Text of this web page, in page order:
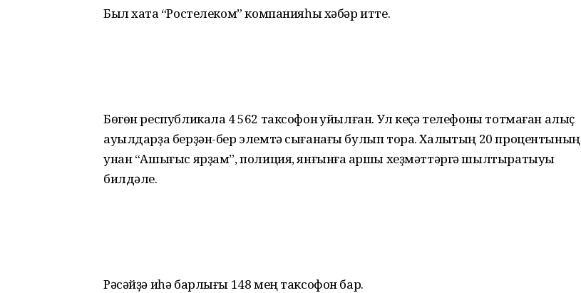
Был хаҡта “Ростелеком” компанияһы хәбәр итте.
Бөгөн республикала 4 562 таксофон ҡуйылған. Ул кеҫә телефоны тотмаған алыҫ
ауылдарҙа берҙән-бер элемтә сығанағы булып тора. Халыҡтың 20 процентының
унан “Ашығыс ярҙам”, полиция, янғынға ҡаршы хеҙмәттәргә шылтыратыуы
билдәле.
Рәсәйҙә иһә барлығы 148 мең таксофон бар.